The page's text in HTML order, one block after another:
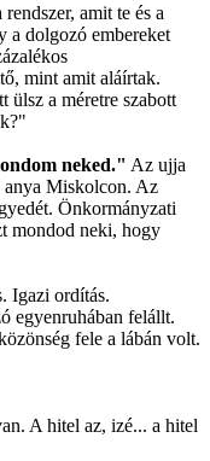
amit te és a
a dolgozó embereket
mint amit aláírtak.
ülsz a méretre szabott
neked." Az ujja
anya Miskolcon. Az
Önkormányzati
mondod neki, hogy
Igazi ordítás.
egyenruhában felállt.
fele a lábán volt.
A hitel az, izé... a hitel